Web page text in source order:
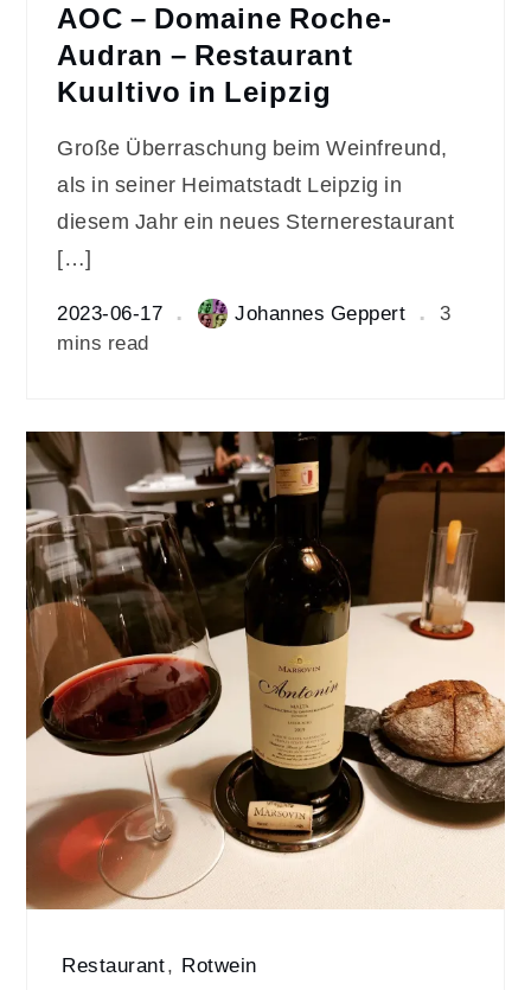
AOC – Domaine Roche-
Audran – Restaurant
Kuultivo in Leipzig
Große Überraschung beim Weinfreund,
als in seiner Heimatstadt Leipzig in
diesem Jahr ein neues Sternerestaurant
[…]
2023-06-17 Johannes Geppert
3
mins read
Restaurant, Rotwein